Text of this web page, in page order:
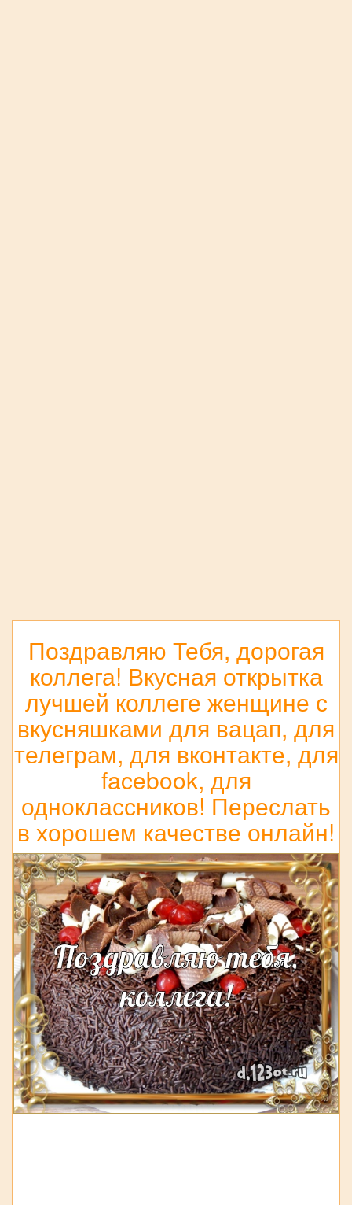
Поздравляю Тебя, дорогая
коллега! Вкусная открытка
лучшей коллеге женщине с
вкусняшками для вацап, для
телеграм, для вконтакте, для
facebook, для
одноклассников! Переслать
в хорошем качестве онлайн!